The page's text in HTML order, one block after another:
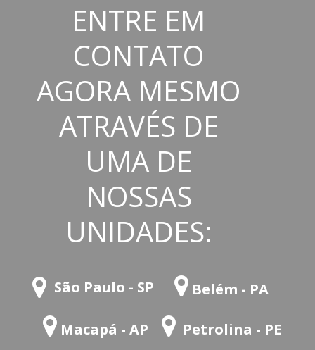
ENTRE EM
CONTATO
AGORA MESMO
ATRAVÉS DE
UMA DE
NOSSAS
UNIDADES:
São Paulo - SP Belém - PA
Macapá - AP Petrolina - PE